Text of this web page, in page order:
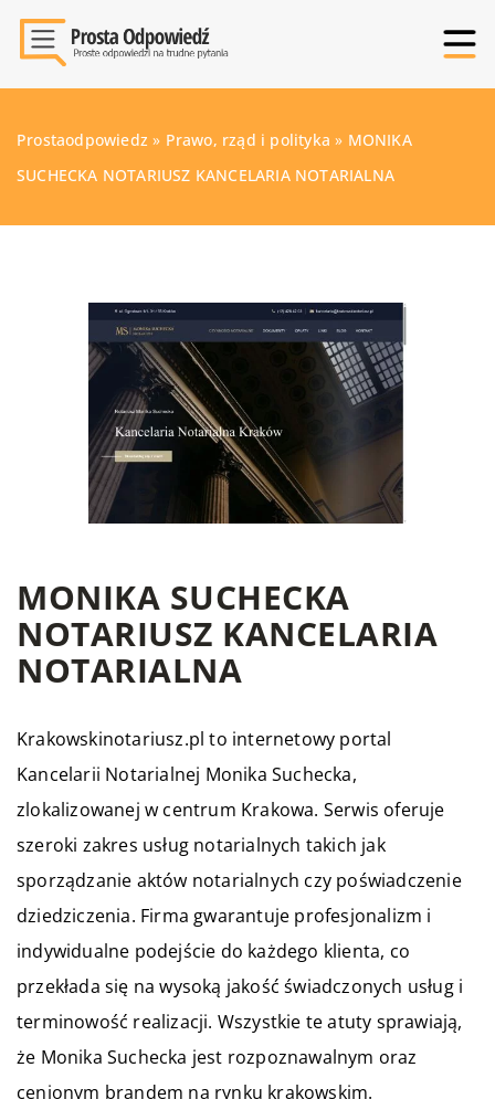
Prostaodpowiedz » Prawo, rząd i polityka » MONIKA
SUCHECKA NOTARIUSZ KANCELARIA NOTARIALNA
MONIKA SUCHECKA
NOTARIUSZ KANCELARIA
NOTARIALNA
Krakowskinotariusz.pl to internetowy portal
Kancelarii Notarialnej Monika Suchecka,
zlokalizowanej w centrum Krakowa. Serwis oferuje
szeroki zakres usług notarialnych takich jak
sporządzanie aktów notarialnych czy poświadczenie
dziedziczenia. Firma gwarantuje profesjonalizm i
indywidualne podejście do każdego klienta, co
przekłada się na wysoką jakość świadczonych usług i
terminowość realizacji. Wszystkie te atuty sprawiają,
że Monika Suchecka jest rozpoznawalnym oraz
cenionym brandem na rynku krakowskim.